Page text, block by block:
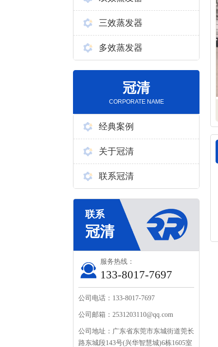
三效蒸发器
多效蒸发器
冠清
CORPORATE NAME
经典案例
关于冠清
联系冠清
服务热线：
133-8017-7697
公司电话：133-8017-7697
公司邮箱：2531203110@qq.com
公司地址：广东省东莞市东城街道莞长
路东城段143号(兴华智慧城)6栋1605室